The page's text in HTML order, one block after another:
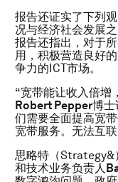
报告还证实了下列
况与经济社会发展
报告还指出，对于
用，积极营造良好
争力的ICT市场。
“宽带能让收入倍增
Robert Pepper博士
们需要全面提高宽
宽带服务。无法互
思略特（Strategy&
和技术业务负责人